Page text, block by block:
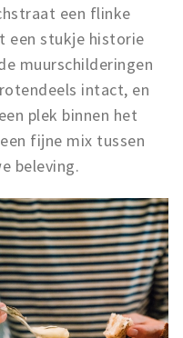
een flinke
een stukje historie
muurschilderingen
intact, en
plek binnen het
fijne mix tussen
beleving.